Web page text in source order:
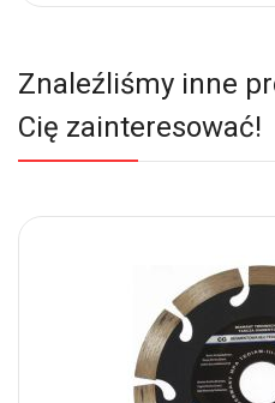
Znaleźliśmy inne
Cię zainteresować!